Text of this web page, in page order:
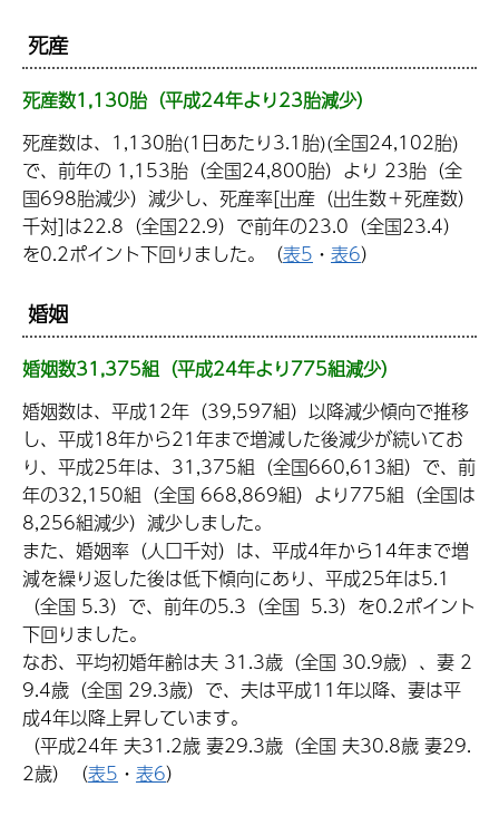
死産
死産数1,130胎（平成24年より23胎減少）
死産数は、1,130胎(1日あたり3.1胎)(全国24,102胎)
で、前年の 1,153胎（全国24,800胎）より 23胎（全
国698胎減少）減少し、死産率[出産（出生数＋死産数）
千対]は22.8（全国22.9）で前年の23.0（全国23.4）
を0.2ポイント下回りました。（表5 ・ 表6）
婚姻
婚姻数31,375組（平成24年より775組減少）
婚姻数は、平成12年（39,597組）以降減少傾向で推移
し、平成18年から21年まで増減した後減少が続いてお
り、平成25年は、31,375組（全国660,613組）で、前
年の32,150組（全国 668,869組）より775組（全国は
8,256組減少）減少しました。
また、婚姻率（人口千対）は、平成4年から14年まで増
減を繰り返した後は低下傾向にあり、平成25年は5.1
（全国 5.3）で、前年の5.3（全国 5.3）を0.2ポイント
下回りました。
なお、平均初婚年齢は夫 31.3歳（全国 30.9歳）、妻 2
9.4歳（全国 29.3歳）で、夫は平成11年以降、妻は平
成4年以降上昇しています。
（平成24年 夫31.2歳 妻29.3歳（全国 夫30.8歳 妻29.
2歳）（表5 ・ 表6）